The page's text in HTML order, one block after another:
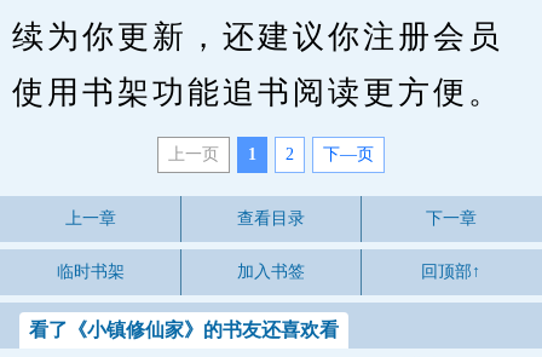
续为你更新，还建议你注册会员
使用书架功能追书阅读更方便。
上一页 1 2 下—页
上一章 查看目录 下一章
临时书架 加入书签 回顶部↑
看了《小镇修仙家》的书友还喜欢看